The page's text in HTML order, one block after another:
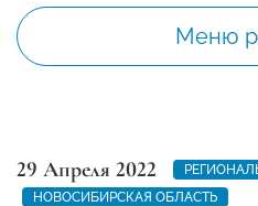
Меню
29 Апреля 2022
НОВОСИБИРСКАЯ ОБЛАСТЬ